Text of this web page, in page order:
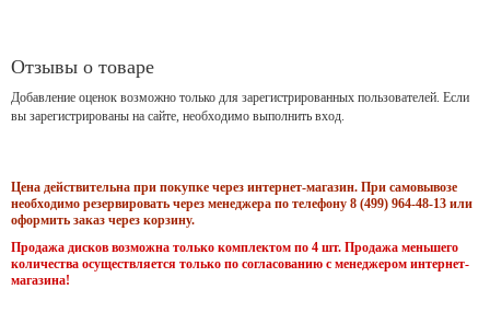
Отзывы о товаре
Добавление оценок возможно только для зарегистрированных пользователей. Если
вы зарегистрированы на сайте, необходимо выполнить вход.
Цена действительна при покупке через интернет-магазин. При самовывозе
необходимо резервировать через менеджера по телефону 8 (499) 964-48-13 или
оформить заказ через корзину.
Продажа дисков возможна только комплектом по 4 шт. Продажа меньшего
количества осуществляется только по согласованию с менеджером интернет-
магазина!